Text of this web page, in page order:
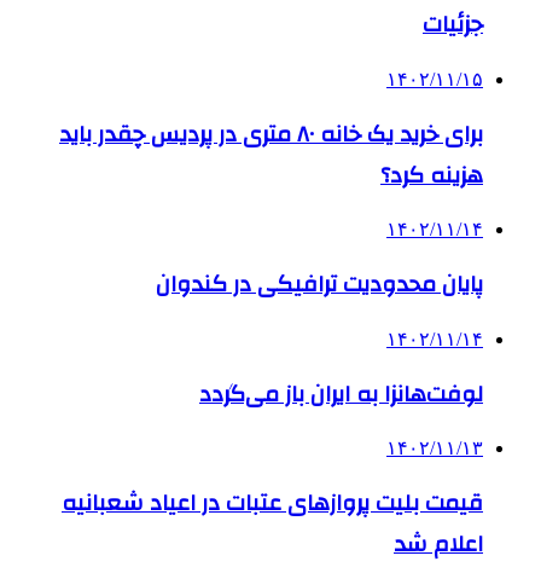
جزئیات
۱۴۰۲/۱۱/۱۵
برای خرید یک خانه ۸۰ متری در پردیس چقدر باید
هزینه کرد؟
۱۴۰۲/۱۱/۱۴
پایان محدودیت ترافیکی در کندوان
۱۴۰۲/۱۱/۱۴
لوفت‌هانزا به ایران باز می‌گردد
۱۴۰۲/۱۱/۱۳
قیمت بلیت پروازهای عتبات در اعیاد شعبانیه
اعلام شد